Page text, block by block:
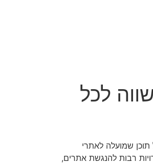
לכל
תוכן שמועלה לאתרי
רבות להנגשת אתרים,